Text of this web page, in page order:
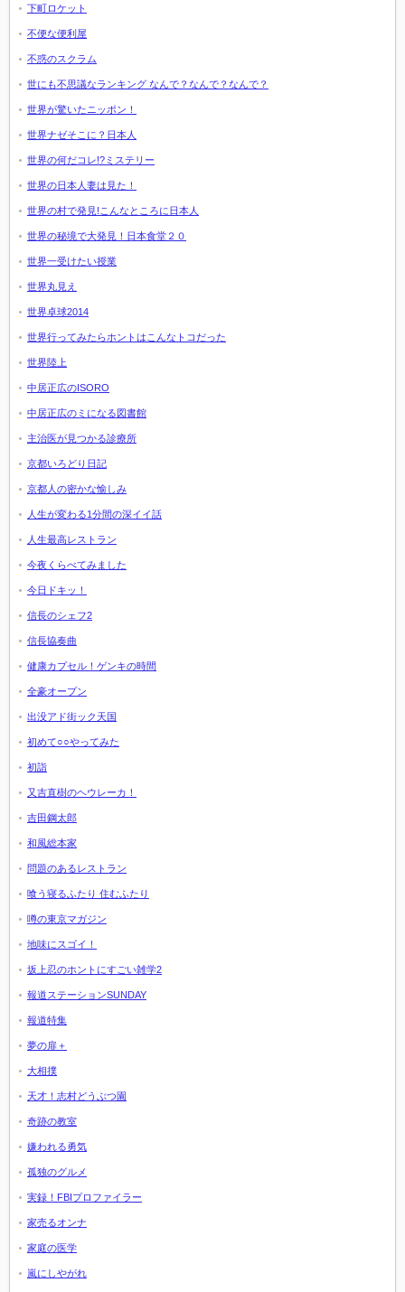
下町ロケット
不便な便利屋
不惑のスクラム
世にも不思議なランキング なんで？なんで？なんで？
世界が驚いたニッポン！
世界ナゼそこに？日本人
世界の何だコレ!?ミステリー
世界の日本人妻は見た！
世界の村で発見!こんなところに日本人
世界の秘境で大発見！日本食堂２０
世界一受けたい授業
世界丸見え
世界卓球2014
世界行ってみたらホントはこんなトコだった
世界陸上
中居正広のISORO
中居正広のミになる図書館
主治医が見つかる診療所
京都いろどり日記
京都人の密かな愉しみ
人生が変わる1分間の深イイ話
人生最高レストラン
今夜くらべてみました
今日ドキッ！
信長のシェフ2
信長協奏曲
健康カプセル！ゲンキの時間
全豪オープン
出没アド街ック天国
初めて○○やってみた
初詣
又吉直樹のヘウレーカ！
吉田鋼太郎
和風総本家
問題のあるレストラン
喰う寝るふたり 住むふたり
噂の東京マガジン
地味にスゴイ！
坂上忍のホントにすごい雑学2
報道ステーションSUNDAY
報道特集
夢の扉＋
大相撲
天才！志村どうぶつ園
奇跡の教室
嫌われる勇気
孤独のグルメ
実録！FBIプロファイラー
家売るオンナ
家庭の医学
嵐にしやがれ